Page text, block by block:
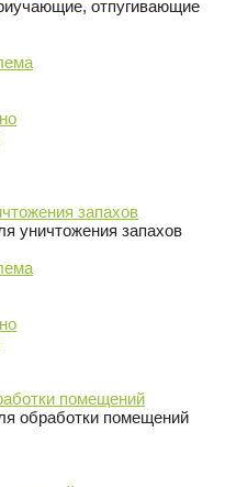
отпугивающие
запахов
уничтожения запахов
помещений
обработки помещений